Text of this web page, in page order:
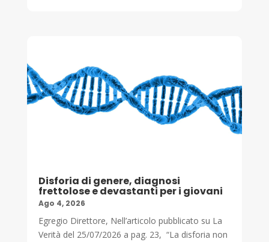
Disforia di genere, diagnosi
frettolose e devastanti per i giovani
Ago 4, 2026
Egregio Direttore, Nell’articolo pubblicato su La
Verità del 25/07/2026 a pag. 23, “La disforia non